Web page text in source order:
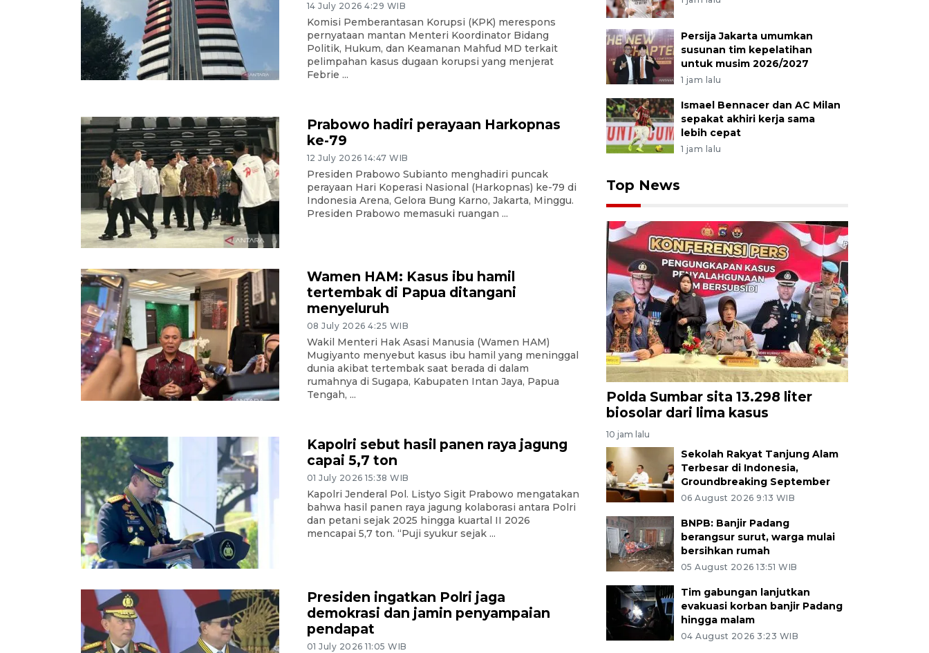
14 July 2026 4:29 WIB
Komisi Pemberantasan Korupsi (KPK) merespons
pernyataan mantan Menteri Koordinator Bidang
Politik, Hukum, dan Keamanan Mahfud MD terkait
pelimpahan kasus dugaan korupsi yang menjerat
Febrie ...
Prabowo hadiri perayaan Harkopnas
ke-79
12 July 2026 14:47 WIB
Presiden Prabowo Subianto menghadiri puncak
perayaan Hari Koperasi Nasional (Harkopnas) ke-79 di
Indonesia Arena, Gelora Bung Karno, Jakarta, Minggu.
Presiden Prabowo memasuki ruangan ...
Wamen HAM: Kasus ibu hamil
tertembak di Papua ditangani
menyeluruh
08 July 2026 4:25 WIB
Wakil Menteri Hak Asasi Manusia (Wamen HAM)
Mugiyanto menyebut kasus ibu hamil yang meninggal
dunia akibat tertembak saat berada di dalam
rumahnya di Sugapa, Kabupaten Intan Jaya, Papua
Tengah, ...
Kapolri sebut hasil panen raya jagung
capai 5,7 ton
01 July 2026 15:38 WIB
Kapolri Jenderal Pol. Listyo Sigit Prabowo mengatakan
bahwa hasil panen raya jagung kolaborasi antara Polri
dan petani sejak 2025 hingga kuartal II 2026
mencapai 5,7 ton. “Puji syukur sejak ...
Presiden ingatkan Polri jaga
demokrasi dan jamin penyampaian
pendapat
01 July 2026 11:05 WIB
Persija Jakarta umumkan
susunan tim kepelatihan
untuk musim 2026/2027
1 jam lalu
Ismael Bennacer dan AC Milan
sepakat akhiri kerja sama
lebih cepat
1 jam lalu
Top News
Polda Sumbar sita 13.298 liter
biosolar dari lima kasus
10 jam lalu
Sekolah Rakyat Tanjung Alam
Terbesar di Indonesia,
Groundbreaking September
06 August 2026 9:13 WIB
BNPB: Banjir Padang
berangsur surut, warga mulai
bersihkan rumah
05 August 2026 13:51 WIB
Tim gabungan lanjutkan
evakuasi korban banjir Padang
hingga malam
04 August 2026 3:23 WIB